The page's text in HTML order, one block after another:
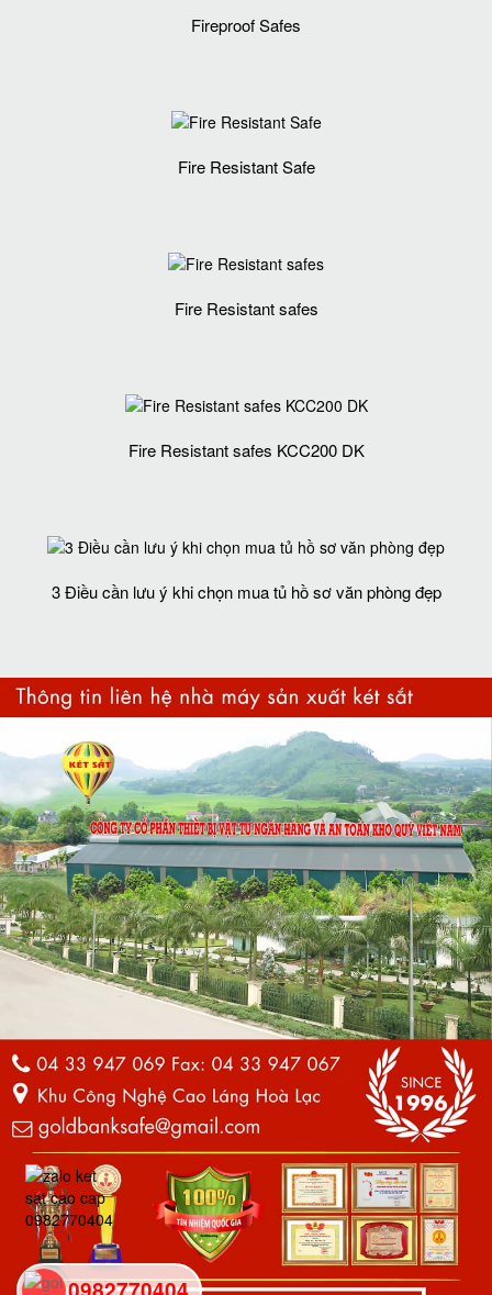
Fireproof Safes
Fire Resistant Safe
Fire Resistant safes
Fire Resistant safes KCC200 DK
3 Điều cần lưu ý khi chọn mua tủ hồ sơ văn phòng đẹp